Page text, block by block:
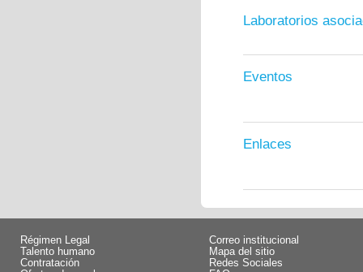
Laboratorios
Eventos
Enlaces
Régimen Legal
Talento humano
Contratación
Correo institucional
Mapa del sitio
Redes Sociales